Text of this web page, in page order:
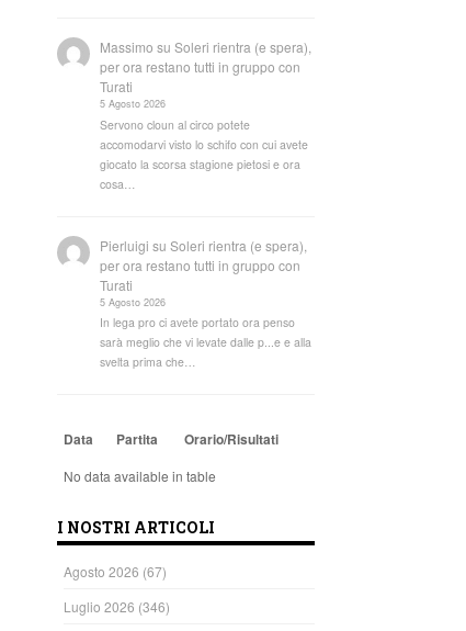
Massimo suSoleri rientra (e spera),
per ora restano tutti in gruppo con
Turati
5 Agosto 2026
Servono cloun al circo potete
accomodarvi visto lo schifo con cui avete
giocato la scorsa stagione pietosi e ora
cosa…
Pierluigi suSoleri rientra (e spera),
per ora restano tutti in gruppo con
Turati
5 Agosto 2026
In lega pro ci avete portato ora penso
sarà meglio che vi levate dalle p...e e alla
svelta prima che…
Data Partita Orario/Risultati
No data available in table
I NOSTRI ARTICOLI
Agosto 2026 (67)
Luglio 2026 (346)